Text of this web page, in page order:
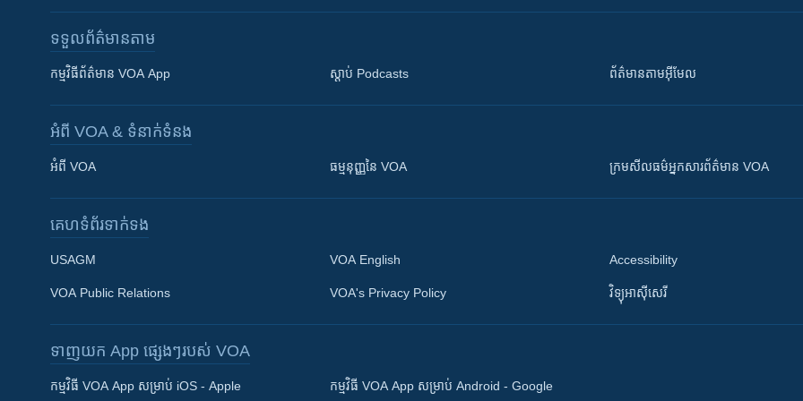
Khmer English
ទទួល​ព័ត៌មាន​តាម
កម្មវិធី​ព័ត៌មាន VOA App ស្តាប់ Podcasts ព័ត៌មាន​តាម​អ៊ីមែល
អំពី​ VOA & ទំនាក់ទំនង
អំពី​ VOA ធម្មនុញ្ញ​នៃ VOA ក្រម​​​សីលធម៌​​​អ្នក​​​សារព័ត៌មាន VOA
គេហទំព័រ​​ទាក់ទង
USAGM
VOA Public Relations
VOA English
VOA's Privacy Policy
Accessibility
វិទ្យុ​អាស៊ី​សេរី
ទាញយក​ App ផ្សេងៗ​របស់​ VOA
កម្មវិធី​ VOA App សម្រាប់ iOS - Apple កម្មវិធី​ VOA App សម្រាប់ Android - Google